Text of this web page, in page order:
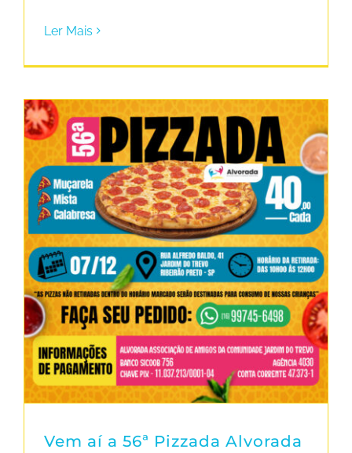
Ler Mais
Vem aí a 56ª Pizzada Alvorada